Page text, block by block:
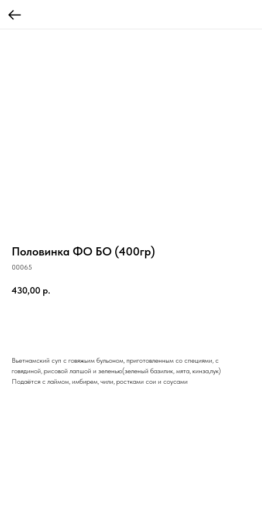
Половинка ФО БО (400гр)
00065
430,00 р.
Вьетнамский суп с говяжьим бульоном, приготовленным со специями, с
говядиной, рисовой лапшой и зеленью(зеленый базилик, мята, кинза,лук)
Подаётся с лаймом, имбирем, чили, ростками сои и соусами